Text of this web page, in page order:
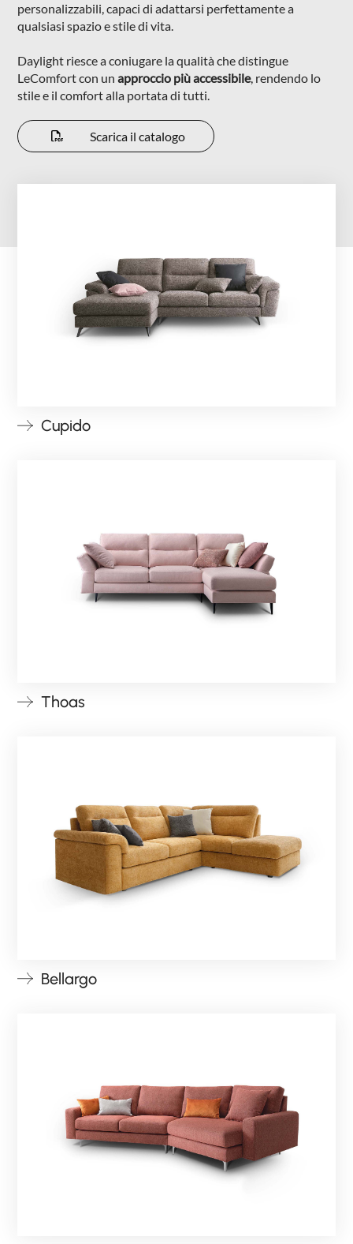
NIGHTBLOOM
GOODNIGHT
COMPLEMENTI
POLTRONCINE
personalizzabili, capaci di adattarsi perfettamente a
qualsiasi spazio e stile di vita.
Daylight riesce a coniugare la qualità che distingue
LeComfort con unapproccio più accessibile, rendendo lo
stile e il comfort alla portata di tutti.
Scarica il catalogo
Cupido
Thoas
Bellargo